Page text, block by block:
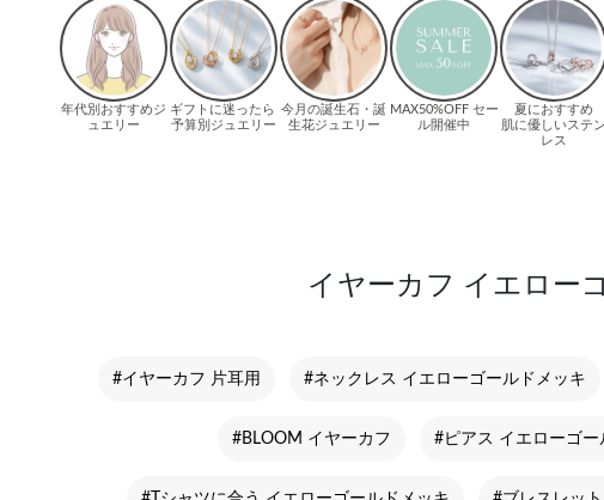
イヤーカフ イエロー
#イヤーカフ 片耳用 #ネックレス イエローゴールドメッキ
#BLOOM イヤーカフ #ピアス イエローゴー